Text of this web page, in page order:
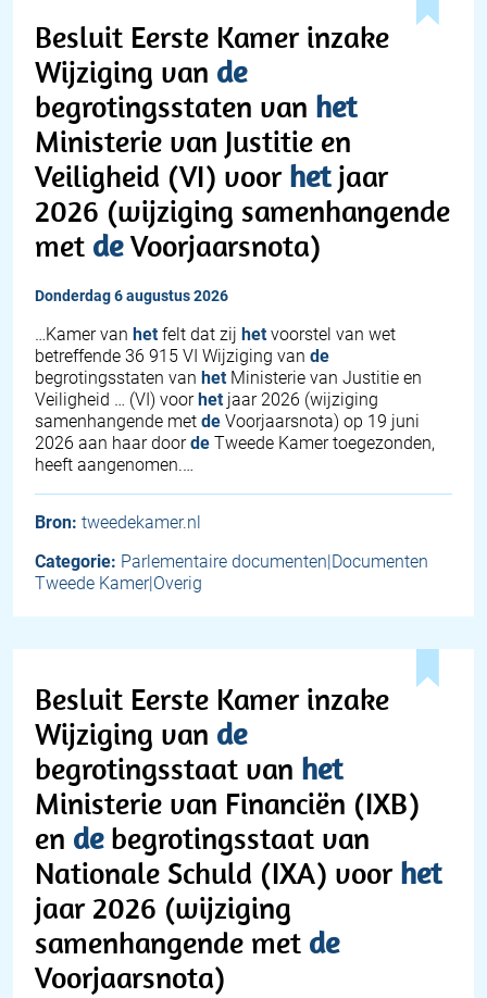
Besluit Eerste Kamer inzake
Wijziging van de
begrotingsstaten van het
Ministerie van Justitie en
Veiligheid (VI) voor hetjaar
2026 (wijziging samenhangende
met deVoorjaarsnota)
donderdag 6 augustus 2026
…Kamer van het felt dat zij het voorstel van wet
betreffende 36 915 VI Wijziging van de
begrotingsstaten van het Ministerie van Justitie en
Veiligheid … (VI) voor het jaar 2026 (wijziging
samenhangende met de Voorjaarsnota) op 19 juni
2026 aan haar doorde Tweede Kamer toegezonden,
heeft aangenomen.…
Bron: tweedekamer.nl
Categorie: Parlementaire documenten|Documenten
Tweede Kamer|Overig
Besluit Eerste Kamer inzake
Wijziging van de
begrotingsstaat van het
Ministerie van Financiën (IXB)
en debegrotingsstaat van
Nationale Schuld (IXA) voor het
jaar 2026 (wijziging
samenhangende met de
Voorjaarsnota)